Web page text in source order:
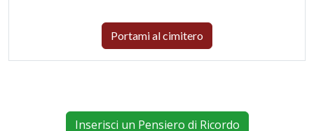
Portami al cimitero
Inserisci un Pensiero di Ricordo